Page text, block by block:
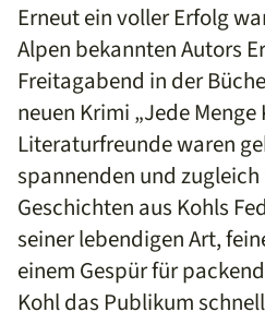
Erneut ein voller Erfolg
Alpen bekannten Autors
Freitagabend in der
neuen Krimi „Jede
Literaturfreunde waren
spannenden und
Geschichten aus Kohls
seiner lebendigen Art,
einem Gespür für
Kohl das Publikum